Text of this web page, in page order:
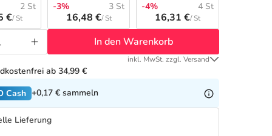
2 St
€/ St
-3% 3 St
16,48 €/ St
-4% 4 St
16,31 €/ St
In den Warenkorb
inkl. MwSt. zzgl. Versand
ab 34,99 €
Cash +0,17 € sammeln
Lieferung